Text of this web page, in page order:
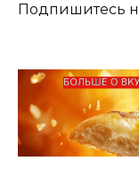
Подпишитесь